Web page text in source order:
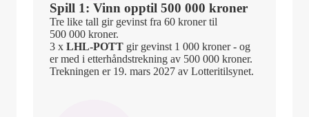
Spill 1: Vinn opptil 500 000 kroner
Tre like tall gir gevinst fra 60 kroner til
500 000 kroner.
3 x LHL-POTT gir gevinst 1 000 kroner - og
er med i etterhåndstrekning av 500 000 kroner.
Trekningen er 19. mars 2027 av Lotteritilsynet.